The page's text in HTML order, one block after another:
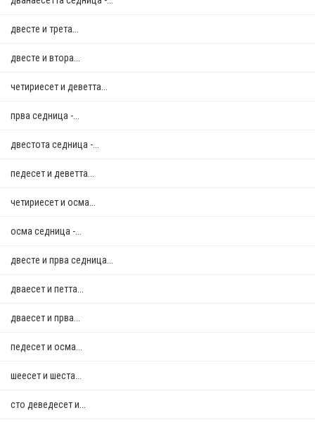
двестe и трета...
двестe и втора...
четириесет и деветта...
прва седница -...
двестота седница -...
педесет и деветта...
четириесет и осма...
осма седница -...
двестe и прва седница...
дваесет и петта...
дваесет и прва...
педесет и осма...
шеесет и шеста...
сто деведесет и...